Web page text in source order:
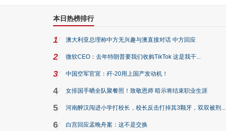
本日热榜排行
1 澳大利亚总理称中方无兴趣与澳直接对话 中方回应
2 微软CEO：去年特朗普要我们收购TikTok 这是我干...
3 中国空军官宣：歼-20用上国产发动机！
4 女排国手晒全队聚餐照！致敬恩师 暗示将结束职业生涯
5 河南醉汉闯进小学打校长，校长反击打掉其3颗牙，双双被刑...
6 白宫回应孟晚舟案：这不是交换